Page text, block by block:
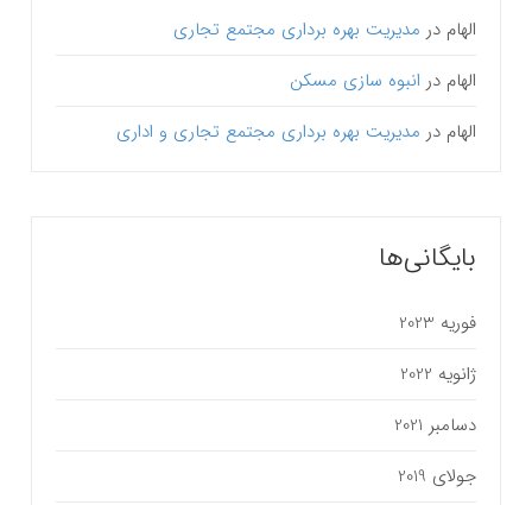
الهام در مدیریت بهره برداری مجتمع تجاری
الهام در انبوه سازی مسکن
الهام در مدیریت بهره برداری مجتمع تجاری و اداری
بایگانی‌ها
فوریه 2023
ژانویه 2022
دسامبر 2021
جولای 2019